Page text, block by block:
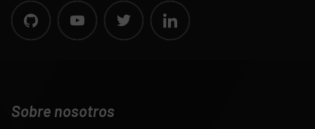
Sobre nosotros